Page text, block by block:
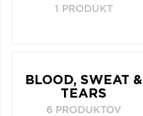
1 PRODUKT
BLOOD, SWEAT &
TEARS
6 PRODUKTOV